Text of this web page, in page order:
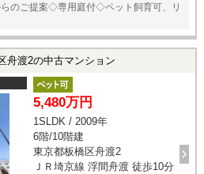
のご提案◇専用庭付◇ペット飼育可、リ
舟渡2の中古マンション
5,480万円
1SLDK / 2009年
6階/10階建
東京都板橋区舟渡2
ＪＲ埼京線 浮間舟渡 徒歩10分